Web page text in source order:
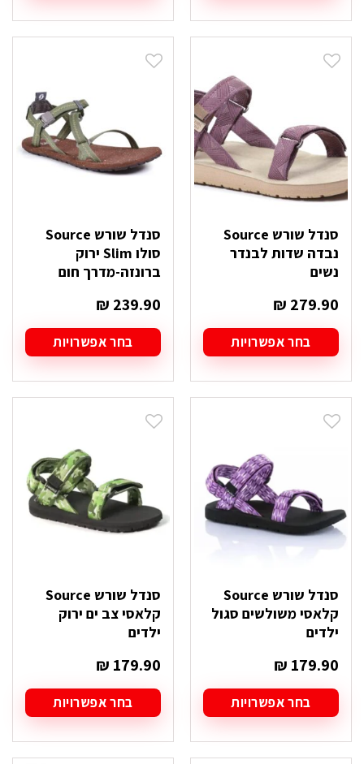
זה
יש
סוגים.
האפשרויות
בעמוד
המוצר
זה
יש
סוגים.
האפשרויות
בעמוד
המוצר
סנדל שורש Source
נבדה שדות לבנדר
נשים
₪ 279.90
בחר אפשרויות
זה
יש
סוגים.
האפשרויות
בעמוד
המוצר
סנדל שורש Source
סולו Slim ירוק
ברונזה-מדרך חום
₪ 239.90
בחר אפשרויות
זה
יש
סוגים.
האפשרויות
בעמוד
המוצר
סנדל שורש Source
קלאסי משולשים סגול
ילדים
₪ 179.90
בחר אפשרויות
זה
יש
סנדל שורש Source
קלאסי צב ים ירוק
ילדים
₪ 179.90
בחר אפשרויות
זה
יש